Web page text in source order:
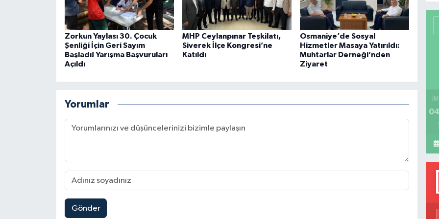
Zorkun Yaylası 30. Çocuk
Şenliği İçin Geri Sayım
Başladı! Yarışma Başvuruları
Açıldı
MHP Ceylanpınar Teşkilatı,
Siverek İlçe Kongresi’ne
Katıldı
Osmaniye’de Sosyal
Hizmetler Masaya Yatırıldı:
Muhtarlar Derneği’nden
Ziyaret
Yorumlar
Gönder